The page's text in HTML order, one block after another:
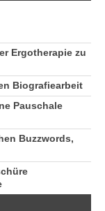
Ergotherapie zu
Biografiearbeit
Pauschale
Buzzwords,